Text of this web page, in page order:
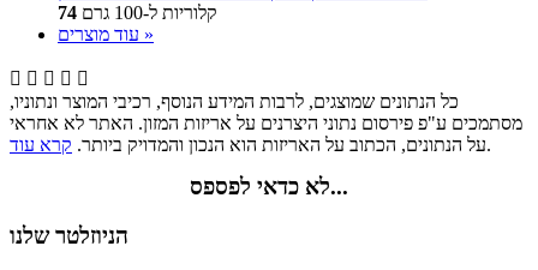
74
קלוריות ל-100 גרם
עוד מוצרים »
    
כל הנתונים שמוצגים, לרבות המידע הנוסף, רכיבי המוצר ונתוניו,
מסתמכים ע"פ פירסום נתוני היצרנים על אריזות המזון. האתר לא אחראי
על הנתונים, הכתוב על האריזות הוא הנכון והמדויק ביותר. קרא עוד .
לא כדאי לפספס...
הניוזלטר שלנו